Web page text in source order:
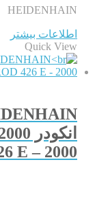
HEIDENHAIN
اطلاعات بیشتر
Quick View
انکودر 2000 پالسی TTL مدل
E – 2000